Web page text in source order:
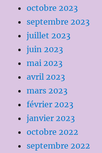
octobre 2023
septembre 2023
juillet 2023
juin 2023
mai 2023
avril 2023
mars 2023
février 2023
janvier 2023
octobre 2022
septembre 2022